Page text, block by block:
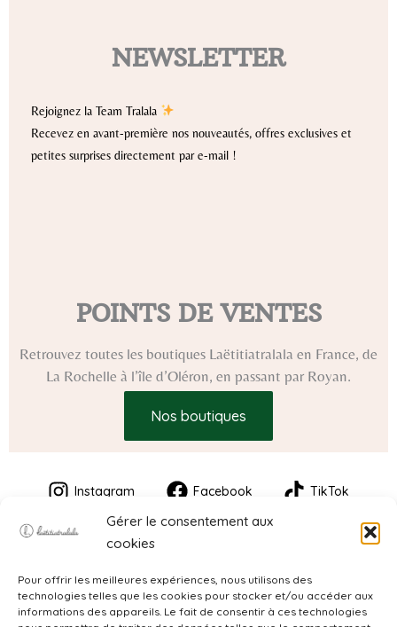
Gérer le consentement aux
cookies
Pour offrir les meilleures expériences, nous utilisons des
technologies telles que les cookies pour stocker et/ou accéder aux
informations des appareils. Le fait de consentir à ces technologies
NEWSLETTER
Rejoignez la Team Tralala
Recevez en avant-première nos nouveautés, offres exclusives et
petites surprises directement par e-mail !
POINTS DE VENTES
Retrouvez toutes les boutiques Laëtitiatralala en France, de
La Rochelle à l’île d’Oléron, en passant par Royan.
Nos boutiques
Instagram Facebook TikTok